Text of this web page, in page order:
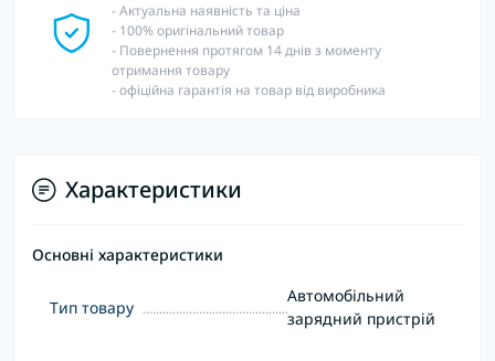
- Актуальна наявність та ціна
- 100% оригінальний товар
- Повернення протягом 14 днів з моменту
отримання товару
- офіційна гарантія на товар від виробника
Характеристики
Основні характеристики
Тип товару
Автомобільний
зарядний пристрій